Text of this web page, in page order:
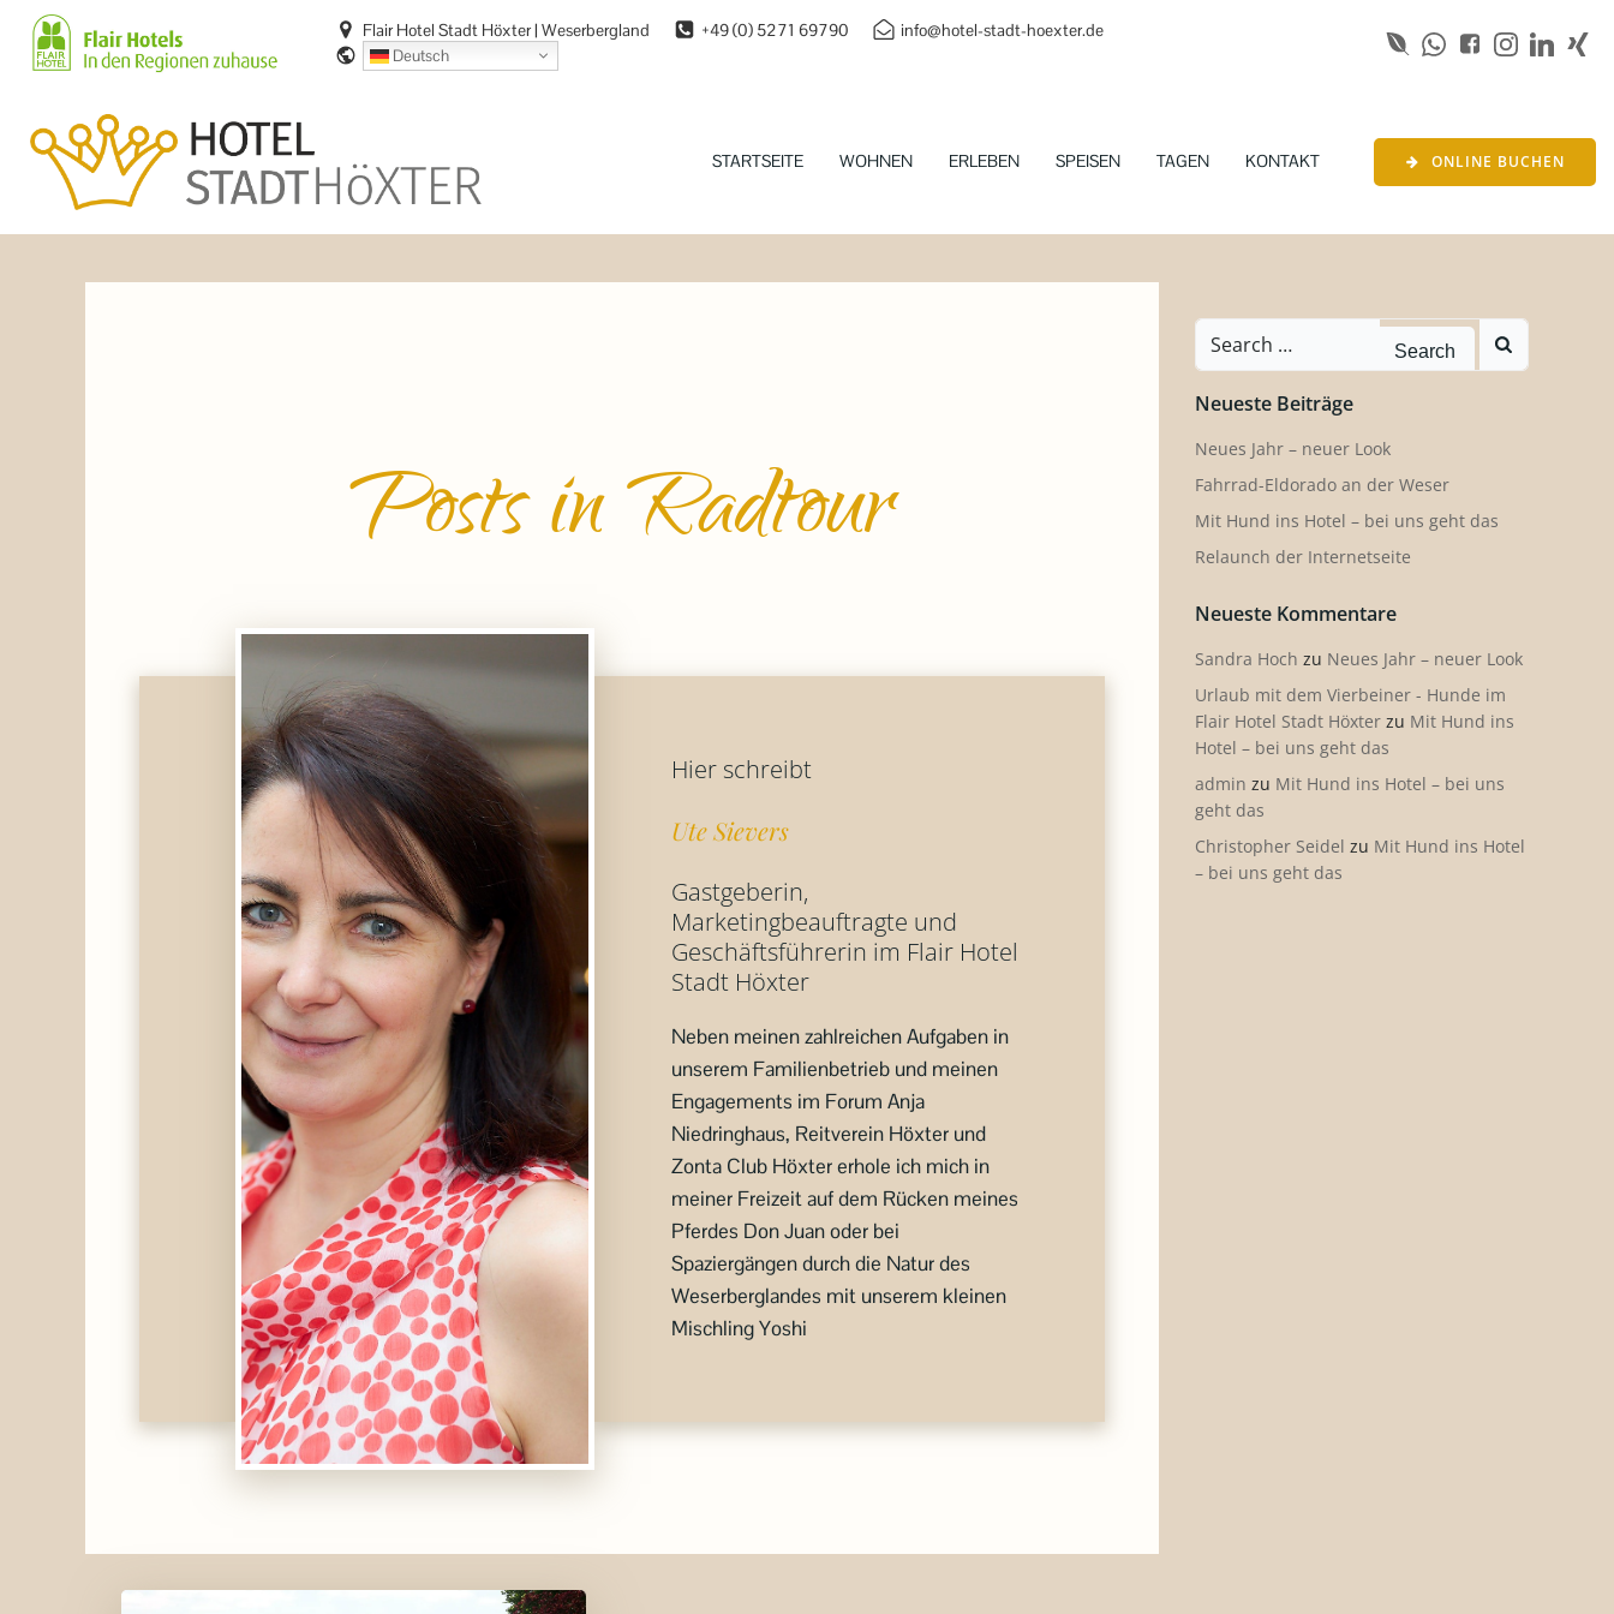
Zum
Inhalt
springen
Flair Hotel Stadt Höxter | Weserbergland +49 (0) 5271 69790 info@hotel-stadt-hoexter.de
Deutsch
STARTSEITE WOHNEN ERLEBEN SPEISEN TAGEN KONTAKT ONLINE BUCHEN
Posts in Radtour
Hier schreibt
Ute Sievers
Gastgeberin,
Marketingbeauftragte und
Geschäftsführerin im Flair Hotel
Stadt Höxter
Neben meinen zahlreichen Aufgaben in
unserem Familienbetrieb und meinen
Engagements im Forum Anja
Niedringhaus, Reitverein Höxter und
Zonta Club Höxter erhole ich mich in
meiner Freizeit auf dem Rücken meines
Pferdes Don Juan oder bei
Spaziergängen durch die Natur des
Weserberglandes mit unserem kleinen
Mischling Yoshi
Search
for:
Neueste Beiträge
Neues Jahr – neuer Look
Fahrrad-Eldorado an der Weser
Mit Hund ins Hotel – bei uns geht das
Relaunch der Internetseite
Neueste Kommentare
Sandra Hoch zu Neues Jahr – neuer Look
Urlaub mit dem Vierbeiner - Hunde im
Flair Hotel Stadt Höxter zu Mit Hund ins
Hotel – bei uns geht das
admin zu Mit Hund ins Hotel – bei uns
geht das
Christopher Seidel zu Mit Hund ins Hotel
– bei uns geht das